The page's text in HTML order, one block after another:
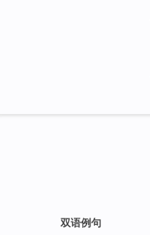
双语例句